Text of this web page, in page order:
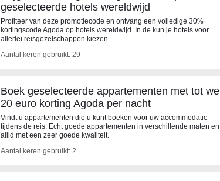
geselecteerde hotels wereldwijd
Profiteer van deze promotiecode en ontvang een volledige 30%
kortingscode Agoda op hotels wereldwijd. In de kun je hotels voor
allerlei reisgezelschappen kiezen.
Aantal keren gebruikt: 29
Boek geselecteerde appartementen met tot wel
20 euro korting Agoda per nacht
Vindt u appartementen die u kunt boeken voor uw accommodatie
tijdens de reis. Echt goede appartementen in verschillende maten en
allid met een zeer goede kwaliteit.
Aantal keren gebruikt: 2